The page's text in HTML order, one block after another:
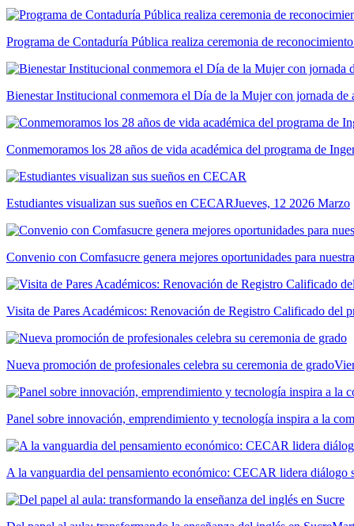
Programa de Contaduría Pública realiza ceremonia de
Bienestar Institucional conmemora el Día de la Mujer con jornada de
Conmemoramos los 28 años de vida académica del programa de
Estudiantes visualizan sus sueños en CECARJueves, 12 2026 Marzo
Convenio con Comfasucre genera mejores oportunidades para
Visita de Pares Académicos: Renovación de Registro Calificado del
Nueva promoción de profesionales celebra su ceremonia de grado
Panel sobre innovación, emprendimiento y tecnología inspira a la
A la vanguardia del pensamiento económico: CECAR lidera diálogo